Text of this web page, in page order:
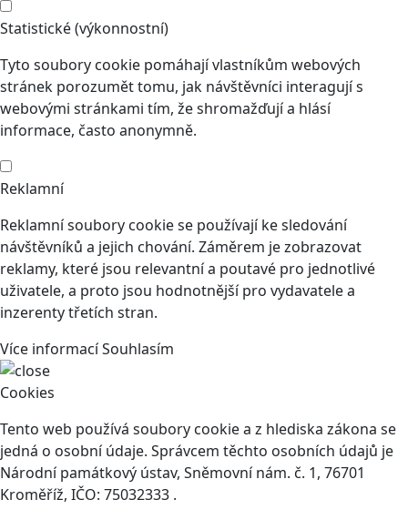
Statistické (výkonnostní)
Tyto soubory cookie pomáhají vlastníkům webových
stránek porozumět tomu, jak návštěvníci interagují s
webovými stránkami tím, že shromažďují a hlásí
informace, často anonymně.
Reklamní
Reklamní soubory cookie se používají ke sledování
návštěvníků a jejich chování. Záměrem je zobrazovat
reklamy, které jsou relevantní a poutavé pro jednotlivé
uživatele, a proto jsou hodnotnější pro vydavatele a
inzerenty třetích stran.
Více informacíSouhlasím
Cookies
Tento web používá soubory cookie a z hlediska zákona se
jedná o osobní údaje. Správcem těchto osobních údajů je
Národní památkový ústav, Sněmovní nám. č. 1, 76701
Kroměříž, IČO: 75032333 .